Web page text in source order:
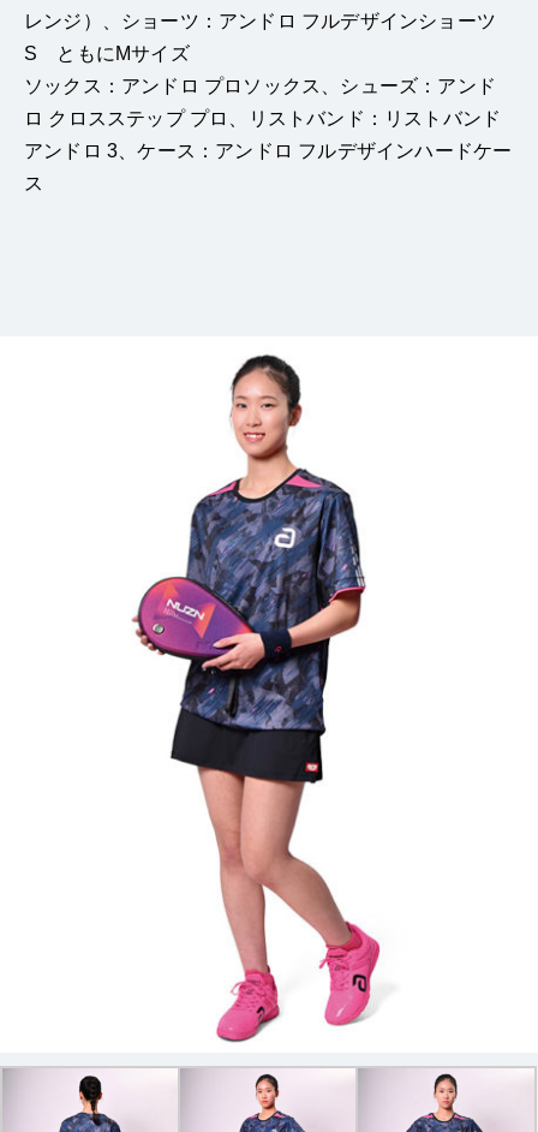
レンジ）、ショーツ：アンドロ フルデザインショーツ
S ともにMサイズ
ソックス：アンドロ プロソックス、シューズ：アンド
ロ クロスステップ プロ、リストバンド：リストバンド
アンドロ 3、ケース：アンドロ フルデザインハードケー
ス